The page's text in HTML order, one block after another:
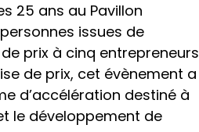
25 ans au Pavillon
issues de
prix à cinq entrepreneurs
de prix, cet évènement a
d’accélération destiné à
le développement de